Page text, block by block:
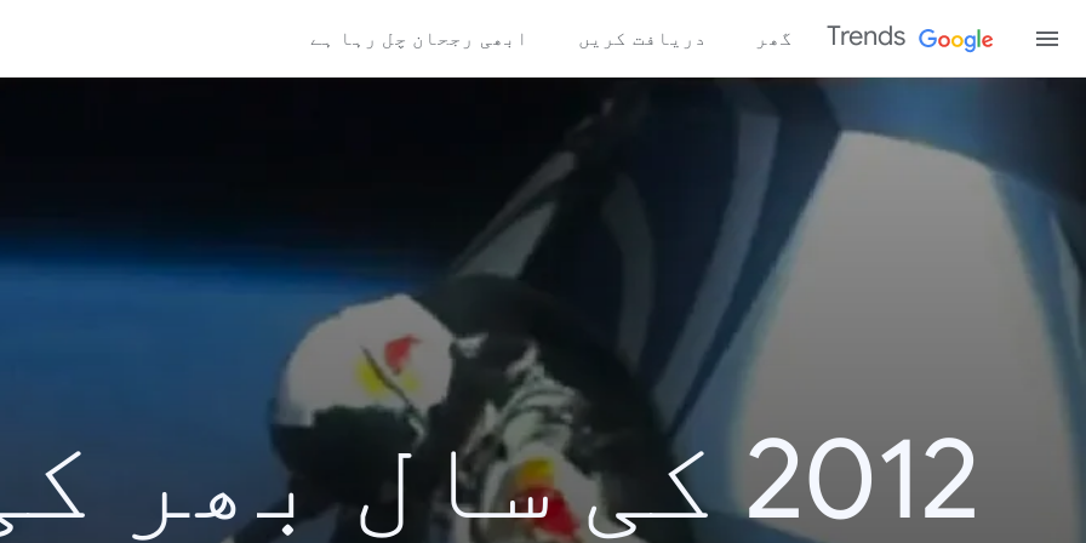
Trends گھر دریافت کریں ابھی رجحان چل رہا ہے
2012 کی سال بھر